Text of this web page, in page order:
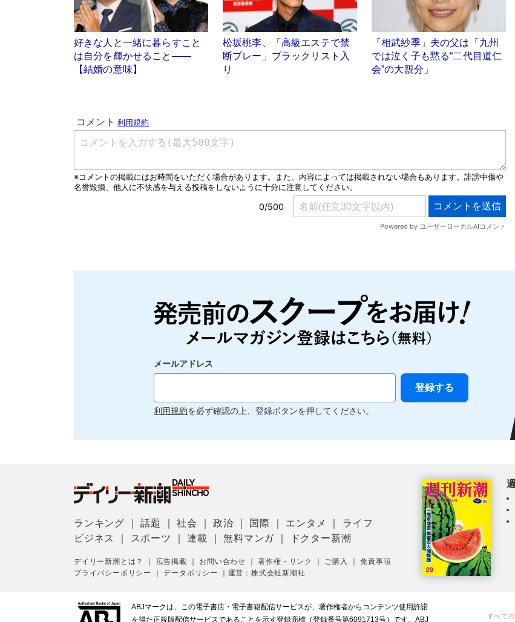
好きな人と一緒に暮らすこと
は自分を輝かせること――
【結婚の意味】
松坂桃李、「高級エステで禁
断プレー」ブラックリスト入
り
「相武紗季」夫の父は「九州
では泣く子も黙る“二代目道仁
会”の大親分」
メールアドレス
利用規約を必ず確認の上、登録ボタンを押してください。
ランキング ｜話題 ｜社会 ｜政治 国際 エンタメ
ライフ
ビジネス
スポーツ ｜連載 ｜無料マンガ ドクター新潮
デイリー新潮とは？ ｜ 広告掲載 ｜ お問い合わせ ｜著作権・リンク ｜ ご購入 ｜免責事項
プライバシーポリシー
｜データポリシー ｜ 運営：株式会社新潮社
ABJマークは、この電子書店・電子書籍配信サービスが、著作権者からコンテンツ使用許諾
を得た正規版配信サービスであることを示す登録商標（登録番号第6091713号）です。ABJ
すべて